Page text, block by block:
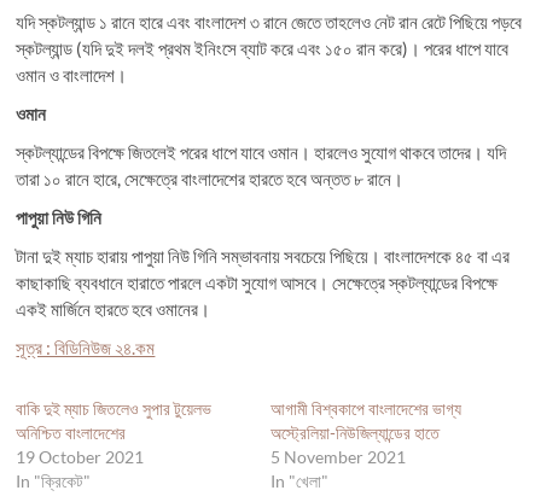
যদি স্কটল্যান্ড ১ রানে হারে এবং বাংলাদেশ ৩ রানে জেতে তাহলেও নেট রান রেটে পিছিয়ে পড়বে
স্কটল্যান্ড (যদি দুই দলই প্রথম ইনিংসে ব্যাট করে এবং ১৫০ রান করে)। পরের ধাপে যাবে
ওমান ও বাংলাদেশ।
ওমান
স্কটল্যান্ডের বিপক্ষে জিতলেই পরের ধাপে যাবে ওমান। হারলেও সুযোগ থাকবে তাদের। যদি
তারা ১০ রানে হারে, সেক্ষেত্রে বাংলাদেশের হারতে হবে অন্তত ৮ রানে।
পাপুয়া নিউ গিনি
টানা দুই ম্যাচ হারায় পাপুয়া নিউ গিনি সম্ভাবনায় সবচেয়ে পিছিয়ে। বাংলাদেশকে ৪৫ বা এর
কাছাকাছি ব্যবধানে হারাতে পারলে একটা সুযোগ আসবে। সেক্ষেত্রে স্কটল্যান্ডের বিপক্ষে
একই মার্জিনে হারতে হবে ওমানের।
সূত্র : বিডিনিউজ ২৪.কম
বাকি দুই ম্যাচ জিতলেও সুপার টুয়েলভ
অনিশ্চিত বাংলাদেশের
19 October 2021
In "ক্রিকেট"
আগামী বিশ্বকাপে বাংলাদেশের ভাগ্য
অস্ট্রেলিয়া-নিউজিল্যান্ডের হাতে
5 November 2021
In "খেলা"